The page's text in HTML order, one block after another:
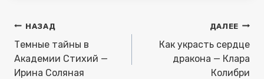
Навигация
по
записям
НАЗАД
Темные тайны в
Академии Стихий —
Ирина Соляная
ДАЛЕЕ
Как украсть сердце
дракона — Клара
Колибри